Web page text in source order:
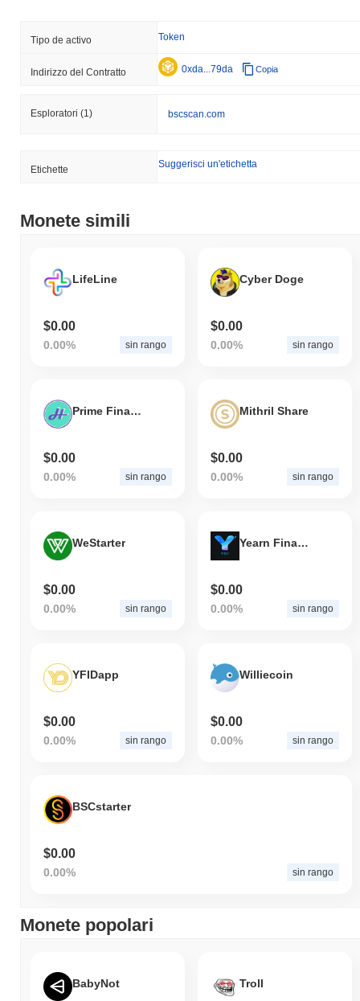
Tipo de activo Token
Indirizzo del Contratto 0xda...79da Copia
Esploratori (1) bscscan.com
Etichette Suggerisci un'etichetta
Monete simili
LifeLine
$0.00
0.00% sin rango
Cyber Doge
$0.00
0.00% sin rango
Prime Finance
$0.00
0.00% sin rango
Mithril Share
$0.00
0.00% sin rango
WeStarter
$0.00
0.00% sin rango
Yearn Finance Ecosystem
$0.00
0.00% sin rango
YFIDapp
$0.00
0.00% sin rango
Williecoin
$0.00
0.00% sin rango
BSCstarter
$0.00
0.00% sin rango
Monete popolari
BabyNot Troll